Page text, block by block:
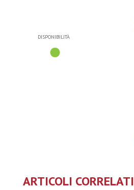
DISPONIBILITÀ
ARTICOLI CORRELATI